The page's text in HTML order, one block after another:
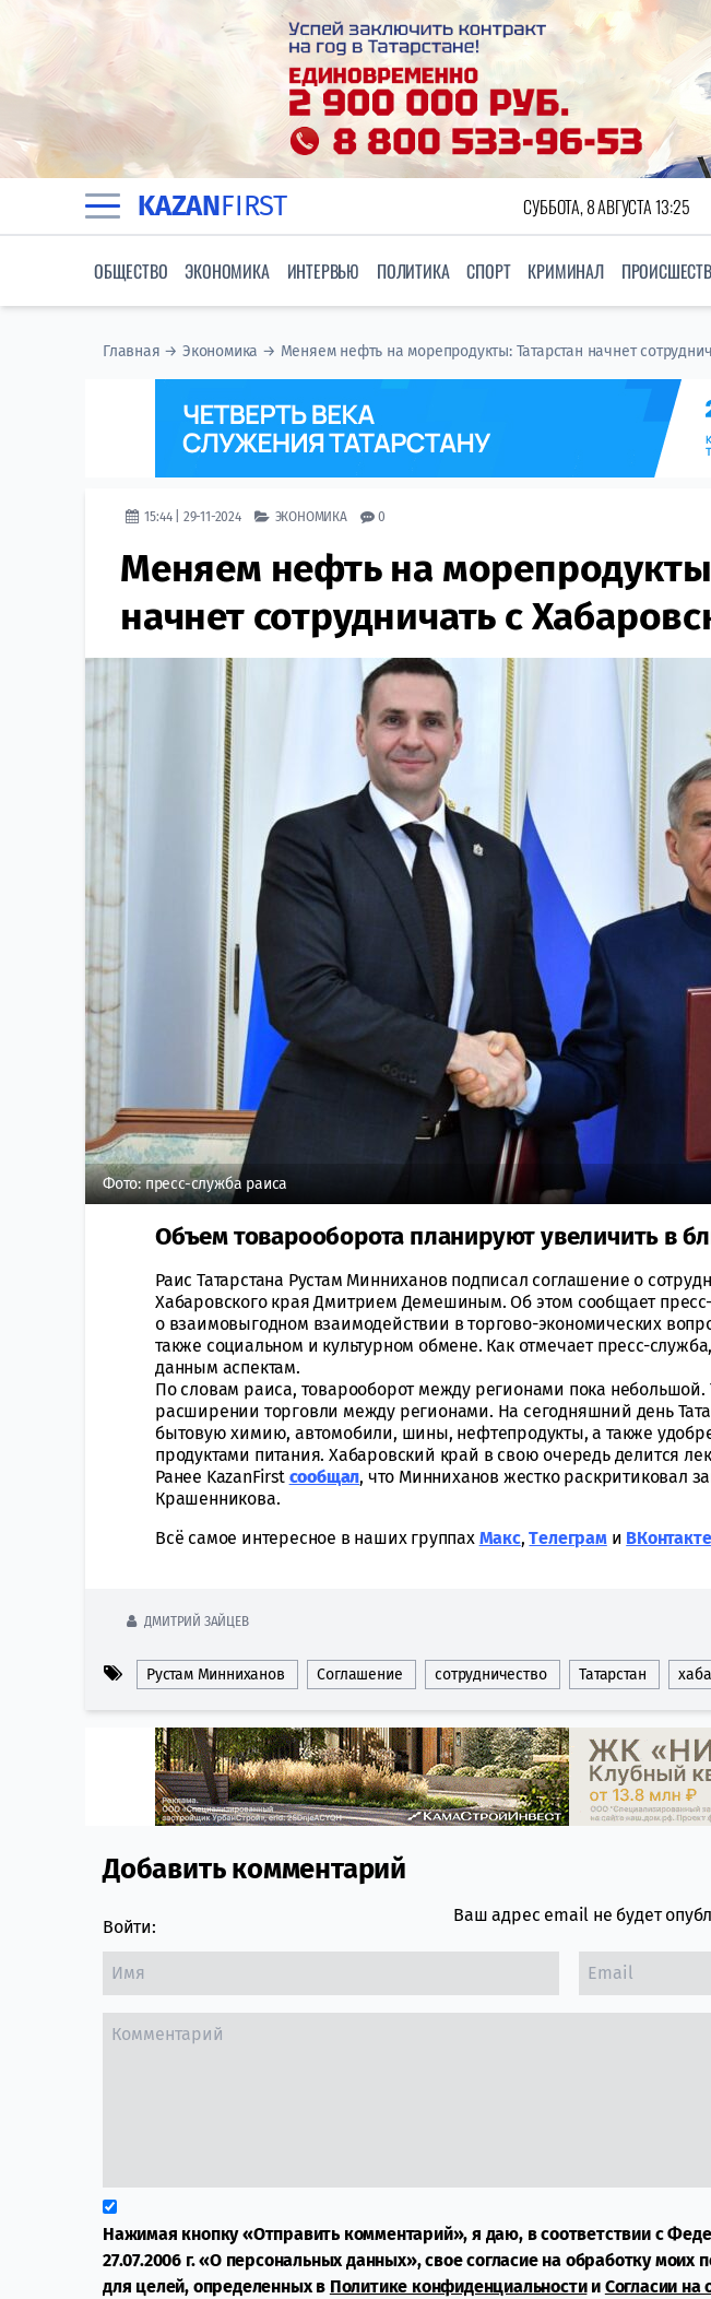
KAZANFIRST СУББОТА, 8 АВГУСТА 13:25
ОБЩЕСТВО ЭКОНОМИКА ИНТЕРВЬЮ ПОЛИТИКА СПОРТ КРИМИНАЛ
Главная →Экономика → Меняем нефть на морепродукты: Татарстан начнет
15:44 | 29-11-2024 ЭКОНОМИКА 0
Меняем нефть на
начнет сотрудничать с
Фото: пресс-служба раиса
Объем товарооборота планируют увеличить в
Раис Татарстана Рустам Минниханов подписал соглашение о
Хабаровского края Дмитрием Демешиным. Об этом сообщает
о взаимовыгодном взаимодействии в торгово-экономических
также социальном и культурном обмене. Как отмечает пресс-
данным аспектам.
По словам раиса, товарооборот между регионами пока небольшой.
расширении торговли между регионами. На сегодняшний день
бытовую химию, автомобили, шины, нефтепродукты, а также
продуктами питания. Хабаровский край в свою очередь делится
Ранее KazanFirst сообщал, что Минниханов жестко раскритиковал
Крашенникова.
Всё самое интересное в наших группах Макс,Tелеграми ВКонтакте
ДМИТРИЙ ЗАЙЦЕВ
Рустам Минниханов Соглашение сотрудничество Татарстан
Comment section
Добавить комментарий
Войти:
Ваш адрес email не будет
Нажимая кнопку «Отправить комментарий», я даю, в соответствии с
27.07.2006 г. «О персональных данных», свое согласие на обработку моих
для целей, определенных в Политике конфиденциальностии Согласии на